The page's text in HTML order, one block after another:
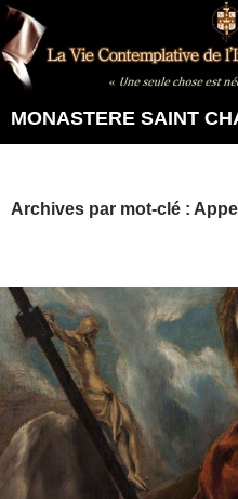
Aller
au
contenu
Archives par mot-clé :